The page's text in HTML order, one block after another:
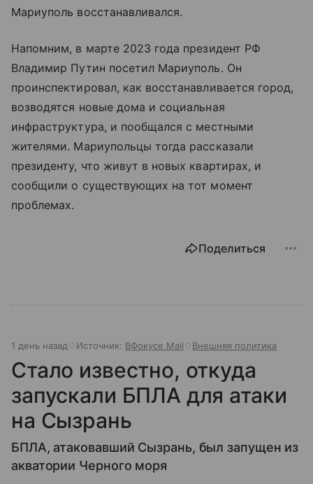
Мариуполь восстанавливался.
Напомним, в марте 2023 года президент РФ
Владимир Путин посетил Мариуполь. Он
проинспектировал, как восстанавливается город,
возводятся новые дома и социальная
инфраструктура, и пообщался с местными
жителями. Мариупольцы тогда рассказали
президенту, что живут в новых квартирах, и
сообщили о существующих на тот момент
проблемах.
Поделиться
1 день назад Источник: ВФокусе Mail Внешняя политика
Стало известно, откуда
запускали БПЛА для атаки
на Сызрань
БПЛА, атаковавший Сызрань, был запущен из
акватории Черного моря